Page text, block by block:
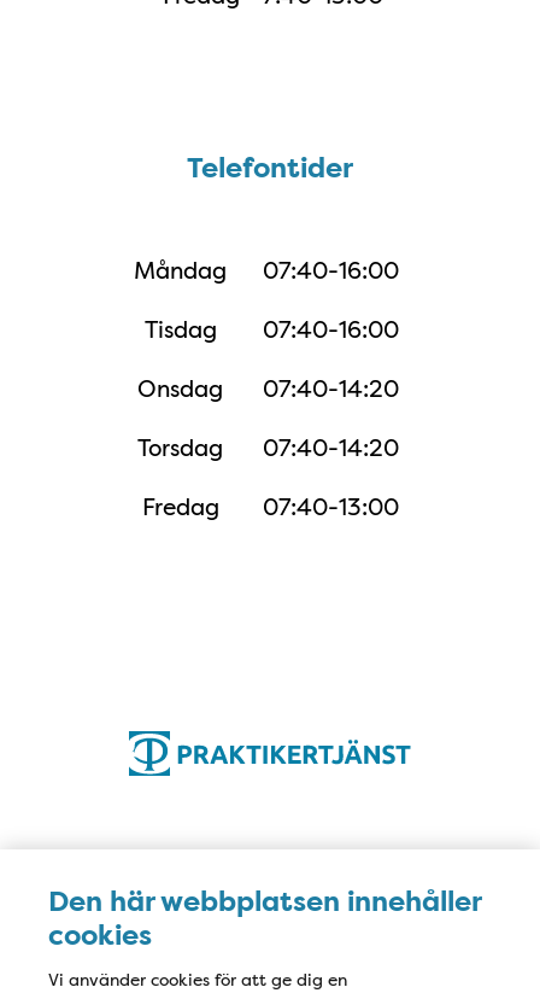
Den här webbplatsen innehåller
cookies
Vi använder cookies för att ge dig en
TelefontiderTelefontider
Måndag
07:40-16:00
Tisdag
07:40-16:00
Onsdag
07:40-14:20
Torsdag
07:40-14:20
Fredag
07:40-13:00
Karta